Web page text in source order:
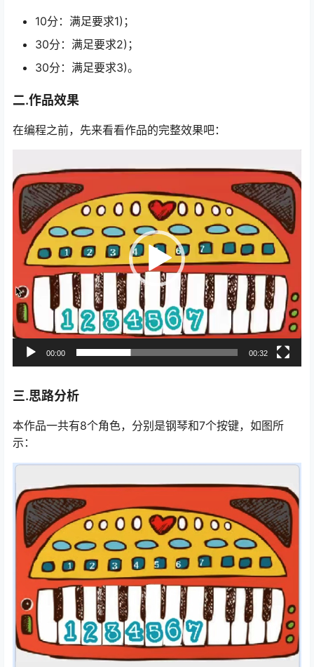
10分：满足要求1)；
30分：满足要求2)；
30分：满足要求3)。
二.作品效果
在编程之前，先来看看作品的完整效果吧：
频
播
放
器
00:00 00:32
三.思路分析
本作品一共有8个角色，分别是钢琴和7个按键，如图所
示：